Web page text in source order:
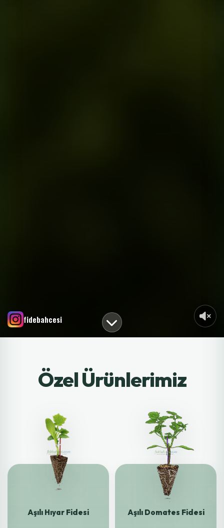
fidebahcesi
Özel Ürünlerimiz
Aşılı Hıyar Fidesi Aşılı Domates Fidesi